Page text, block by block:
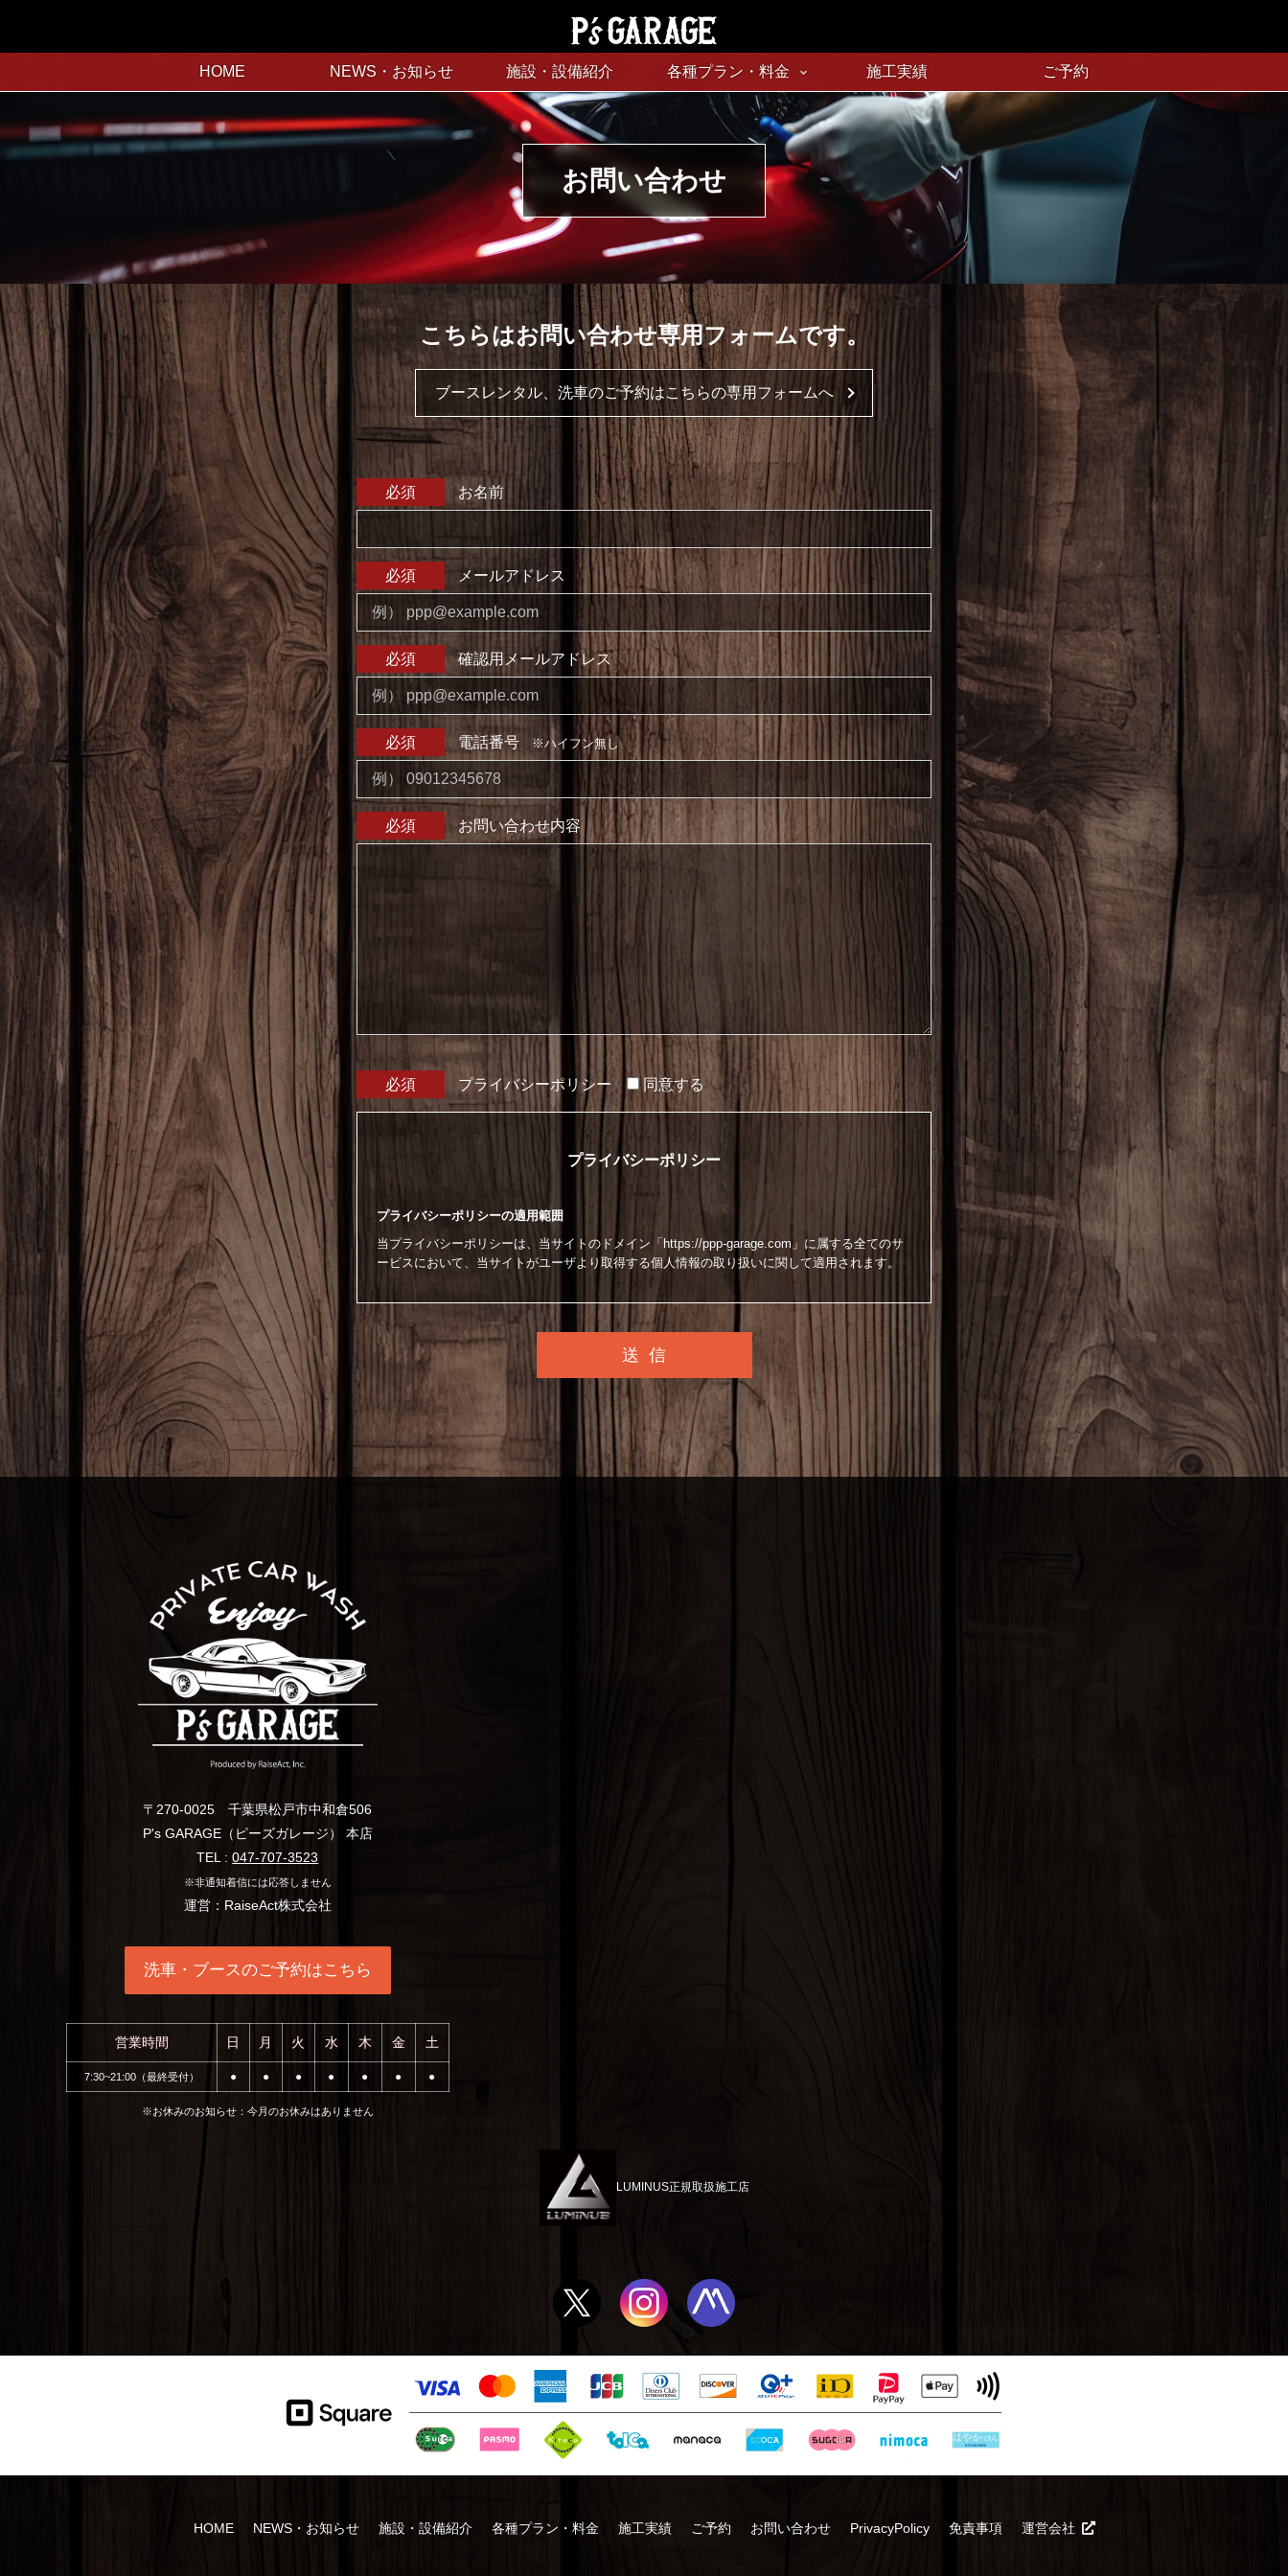
HOME NEWS・お知らせ 施設・設備紹介 各種プラン・料金 施工実績 ご予約
お問い合わせ
こちらはお問い合わせ専用フォームです。
ブースレンタル、洗車のご予約はこちらの専用フォームへ
必須 お名前
必須 メールアドレス
必須 確認用メールアドレス
必須 電話番号 ※ハイフン無し
必須 お問い合わせ内容
必須 プライバシーポリシー 同意する
プライバシーポリシー
プライバシーポリシーの適用範囲
当プライバシーポリシーは、当サイトのドメイン「https://ppp-garage.com」に属する全てのサ
ービスにおいて、当サイトがユーザより取得する個人情報の取り扱いに関して適用されます。
用語の定義
個人情報とは、個人情報保護法に定める個人情報、つまり特定の個人を直接的、および間接的
に識別することのできる情報を言います。
個人情報の取得
当サイトでは、ユーザが自由に情報を送信できる場合(コメントフォームなど)において、ユーザ
が自発的に個人情報を送信した場合や、当プライバシーポリシーによって提示された範囲を除
いては、ユーザの同意なしに個人情報を取得・公開することはありません。
ユーザから提供された情報は、ユーザ個人を直接的、および間接的に識別することのできない
ユーザから提供された個人情報、および個人情報に準ずる情報は、当サイトの運営者である
電話録音の取扱いについて
当方へお電話にてご連絡いただいた際の音声情報につきましては、承った情報の確認および電
当サイトで取得・公開される情報、および、当プライバシーポリシーについてのお問い合わせ
プライバシーポリシーの更新履歴
〒270-0025 千葉県松戸市中和倉506
P's GARAGE（ピーズガレージ） 本店
TEL :047-707-3523
※非通知着信には応答しません
運営：RaiseAct株式会社
洗車・ブースのご予約はこちら
営業時間 日 月 火 水 木 金 土
7:30~21:00（最終受付） ⚫︎ ⚫︎ ⚫︎ ⚫︎ ⚫︎ ⚫︎ ⚫︎
※お休みのお知らせ：今月のお休みはありません
LUMINUS正規取扱施工店
HOME NEWS・お知らせ 施設・設備紹介 各種プラン・料金 施工実績 ご予約 お問い合わせ PrivacyPolicy 免責事項 運営会社